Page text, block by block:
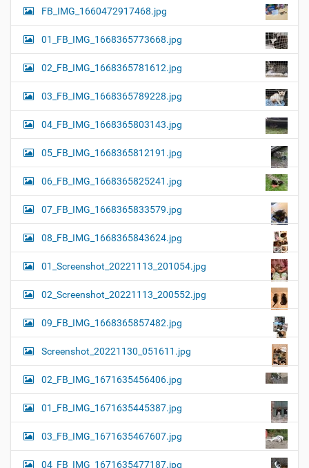
FB_IMG_1660472917468.jpg
01_FB_IMG_1668365773668.jpg
02_FB_IMG_1668365781612.jpg
03_FB_IMG_1668365789228.jpg
04_FB_IMG_1668365803143.jpg
05_FB_IMG_1668365812191.jpg
06_FB_IMG_1668365825241.jpg
07_FB_IMG_1668365833579.jpg
08_FB_IMG_1668365843624.jpg
01_Screenshot_20221113_201054.jpg
02_Screenshot_20221113_200552.jpg
09_FB_IMG_1668365857482.jpg
Screenshot_20221130_051611.jpg
02_FB_IMG_1671635456406.jpg
01_FB_IMG_1671635445387.jpg
03_FB_IMG_1671635467607.jpg
04_FB_IMG_1671635477187.jpg